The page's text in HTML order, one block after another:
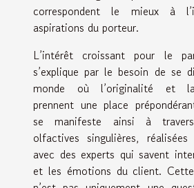
correspondent le mieux à
aspirations du porteur.
L’intérêt croissant pour le
s’explique par le besoin de se
monde où l’originalité et
prennent une place
se manifeste ainsi à
olfactives singulières,
avec des experts qui savent
et les émotions du client.